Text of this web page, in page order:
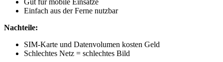
Gut für mobile Einsätze
Einfach aus der Ferne nutzbar
Nachteile:
SIM-Karte und Datenvolumen kosten Geld
Schlechtes Netz = schlechtes Bild